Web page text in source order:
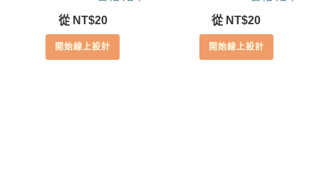
從 NT$20
開始線上設計
從 NT$20
開始線上設計